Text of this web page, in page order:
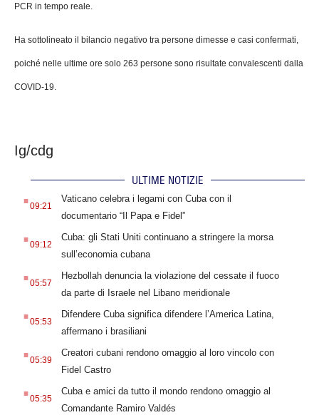
PCR in tempo reale.
Ha sottolineato il bilancio negativo tra persone dimesse e casi confermati,
poiché nelle ultime ore solo 263 persone sono risultate convalescenti dalla
COVID-19.
Ig/cdg
ULTIME NOTIZIE
.09:21
Vaticano celebra i legami con Cuba con il
documentario “Il Papa e Fidel”
.09:12
Cuba: gli Stati Uniti continuano a stringere la morsa
sull’economia cubana
.05:57
Hezbollah denuncia la violazione del cessate il fuoco
da parte di Israele nel Libano meridionale
.05:53
Difendere Cuba significa difendere l’America Latina,
affermano i brasiliani
.05:39
Creatori cubani rendono omaggio al loro vincolo con
Fidel Castro
.05:35
Cuba e amici da tutto il mondo rendono omaggio al
Comandante Ramiro Valdés